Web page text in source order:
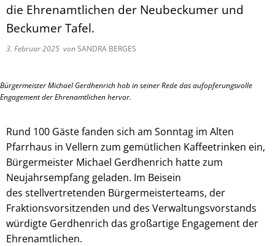
die Ehrenamtlichen der Neubeckumer und
Beckumer Tafel.
3. Februar 2025 vonSANDRA BERGES
Bürgermeister Michael Gerdhenrich hob in seiner Rede das aufopferungsvolle
Engagement der Ehrenamtlichen hervor.
Rund 100 Gäste fanden sich am Sonntag im Alten
Pfarrhaus in Vellern zum gemütlichen Kaffeetrinken ein,
Bürgermeister Michael Gerdhenrich hatte zum
Neujahrsempfang geladen. Im Beisein
des stellvertretenden Bürgermeisterteams, der
Fraktionsvorsitzenden und des Verwaltungsvorstands
würdigte Gerdhenrich das großartige Engagement der
Ehrenamtlichen.